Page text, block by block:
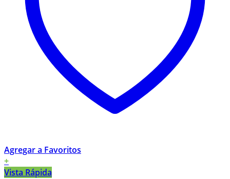
Agregar a Favoritos
+
Vista Rápida